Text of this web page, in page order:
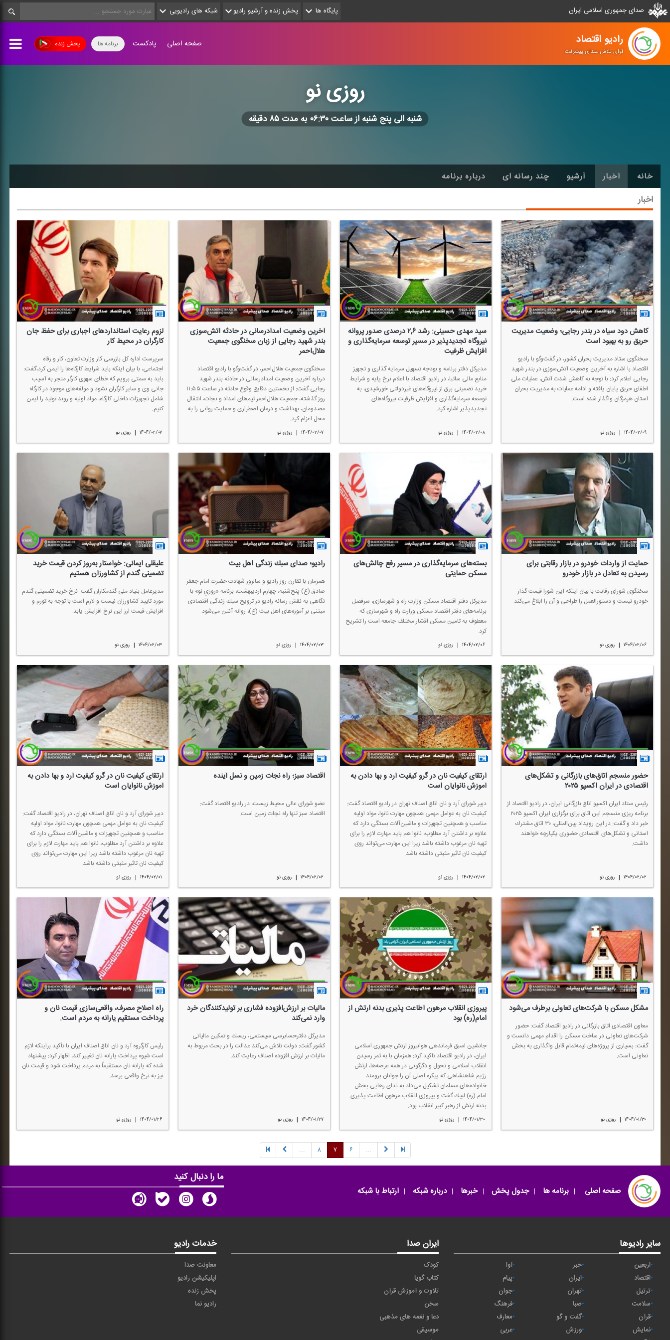
صدای جمهوری اسلامی ایران پایگاه ها پخش زنده و آرشیو رادیو شبکه های رادیویی
رادیو اقتصاد
آوای تلاش صدای پیشرفت
پخش زنده برنامه ها صفحه اصلی پادکست
روزی نو
شنبه الی پنج شنبه از ساعت ۰۶:۳۰ به مدت ۸۵ دقیقه
خانه اخبار آرشیو چند رسانه ای درباره برنامه
اخبار
كاهش دود سیاه در بندر رجایی؛ وضعیت مدیریت
حریق رو به بهبود است
سخنگوی ستاد مدیریت بحران كشور، در گفت‌وگو با رادیو
اقتصاد با اشاره به آخرین وضعیت آتش‌سوزی در بندر شهید
رجایی اعلام كرد: با توجه به كاهش شدت آتش، عملیات ملی
اطفای حریق پایان یافته و ادامه‌ عملیات به مدیریت بحران
استان هرمزگان واگذار شده است.
۱۴۰۴/۰۲/۰۹ | روزی نو
سید مهدی حسینی: رشد ۲,۶ درصدی صدور پروانه
نیروگاه تجدیدپذیر در مسیر توسعه سرمایه‌گذاری و
افزایش ظرفیت
مدیركل دفتر برنامه و بودجه تسهیل سرمایه گذاری و تجهیز
منابع مالی ساتبا، در رادیو اقتصاد با اعلام نرخ پایه و شرایط
خرید تضمینی برق از نیروگاه‌های غیر‌دولتی خورشیدی، به
توسعه سرمایه‌گذاری و افزایش ظرفیت نیروگاه‌های
تجدیدپذیر اشاره كرد.
۱۴۰۴/۰۲/۰۸ | روزی نو
آخرین وضعیت امدادرسانی در حادثه آتش‌سوزی
بندر شهید رجایی از زبان سخنگوی جمعیت
هلال‌احمر
سخنگوی جمعیت هلال‌احمر، در گفت‌وگو با رادیو اقتصاد
درباره آخرین وضعیت امدادرسانی در حادثه بندر شهید
رجایی گفت: از نخستین دقایق وقوع حادثه در ساعت ۱۱:۵۵
روز گذشته، جمعیت هلال‌احمر تیم‌های امداد و نجات، انتقال
مصدومان، بهداشت و درمان اضطراری و حمایت روانی را به
محل اعزام كرد.
۱۴۰۴/۰۲/۰۷ | روزی نو
لزوم رعایت استانداردهای اجباری برای حفظ جان
كارگران در محیط كار
سرپرست اداره كل بازرسی كار وزارت تعاون، كار و رفاه
اجتماعی، با بیان اینكه باید شرایط كارگاه‌ها را ایمن كرد،‌گفت:
باید به سمتی برویم كه خطای سهوی كارگر منجر به آسیب
جانی وی و سایر كارگران نشود و مولفه‌های موجود در كارگاه‌
شامل تجهیزات داخلی كارگاه، مواد اولیه و روند تولید را ایمن
كنیم.
۱۴۰۴/۰۲/۰۷ | روزی نو
حمایت از واردات خودرو در بازار رقابتی برای
رسیدن به تعادل در بازار خودرو
سخنگوی شورای رقابت با بیان اینكه این شورا قیمت گذار
خودرو نیست و دستورالعمل را طراحی و آن را ابلاغ می‌كند.
۱۴۰۴/۰۲/۰۶ | روزی نو
بسته‌های سرمایه‌گذاری‌ در مسیر رفع چالش‌های
مسكن حمایتی
مدیركل دفتر اقتصاد مسكن وزارت راه و شهرسازی، سرفصل
برنامه‌های دفتر اقتصاد مسكن وزارت راه و شهرسازی كه
معطوف به تامین مسكن اقشار مختلف جامعه‌ است را تشریح
كرد.
۱۴۰۴/۰۲/۰۶ | روزی نو
رادیو؛ صدای سبك زندگی اهل بیت
همزمان با تقارن روز رادیو و سالروز شهادت حضرت امام جعفر
صادق (ع) پنج‌شنبه، چهارم اردیبهشت‌، برنامه «روزیِ نو» با
نگاهی به نقش رسانه رادیو در ترویج سبك زندگی اقتصادی
مبتنی بر آموزه‌های اهل بیت (ع)، روانه آنتن می‌شود.
۱۴۰۴/۰۲/۰۳ | روزی نو
علیقلی ایمانی: خواستار به‌روز كردن قیمت خرید
تضمینی گندم از كشاورزان هستیم
مدیرعامل بنیاد ملی گندمكاران گفت: نرخ خرید تضمینی گندم
مورد تایید كشاورزان نیست و لازم است با توجه به تورم و
افزایش قیمت ارز این نرخ افزایش یابد.
۱۴۰۴/۰۲/۰۳ | روزی نو
حضور منسجم اتاق‌های بازرگانی و تشكل‌های
اقتصادی در ایران اكسپو ۲۰۲۵
رئیس ستاد ایران اكسپو اتاق بازرگانی ایران، در رادیو اقتصاد از
برنامه ریزی منسجم این اتاق برای برگزاری ایران اكسپو ۲۰۲۵
خبر داد و گفت: در این رویداد بین‌المللی، ۳۰ اتاق مشترك
استانی و تشكل‌های اقتصادی حضوری یكپارچه خواهند
داشت.
۱۴۰۴/۰۲/۰۲ | روزی نو
ارتقای كیفیت نان در گرو كیفیت آرد و بها دادن به
آموزش نانوایان است
دبیر شورای آرد و نان اتاق اصناف تهران در رادیو اقتصاد گفت:
كیفیت نان به عوامل مهمی همچون مهارت نانوا، مواد اولیه
مناسب و همچنین تجهیزات و ماشین‌آلات بستگی دارد كه
علاوه بر داشتن آرد مطلوب، نانوا هم باید مهارت لازم را برای
تهیه نان مرغوب داشته باشد زیرا این مهارت می‌تواند روی
كیفیت نان تاثیر مثبتی داشته باشد.
۱۴۰۴/۰۲/۰۲ | روزی نو
اقتصاد سبز؛ راه نجات زمین و نسل آینده
عضو شورای عالی محیط زیست، در رادیو اقتصاد گفت:
اقتصاد سبز تنها راه نجات زمین است.
۱۴۰۴/۰۲/۰۲ | روزی نو
ارتقای كیفیت نان در گرو كیفیت آرد و بها دادن به
آموزش نانوایان است
دبیر شورای آرد و نان اتاق اصناف تهران، در رادیو اقتصاد گفت:
كیفیت نان به عوامل مهمی همچون مهارت نانوا، مواد اولیه
مناسب و همچنین تجهیزات و ماشین‌آلات بستگی دارد كه
علاوه بر داشتن آرد مطلوب، نانوا هم باید مهارت لازم را برای
تهیه نان مرغوب داشته باشد زیرا این مهارت می‌تواند روی
كیفیت نان تاثیر مثبتی داشته باشد.
۱۴۰۴/۰۲/۰۱ | روزی نو
مشكل مسكن با شركت‌های تعاونی برطرف می‌شود
معاون اقتصادی اتاق بازرگانی در رادیو اقتصاد گفت: حضور
شركت‌های تعاونی در ساخت مسكن را اقدام مهمی دانست و
گفت: بسیاری از پروژه‌های‌ نیمه‌تمام قابل واگذاری به بخش
تعاونی است.
۱۴۰۴/۰۱/۳۰ | روزی نو
پیروزی انقلاب مرهون اطاعت پذیری بدنه ارتش از
امام(ره) بود
جانشین اسبق فرماندهی هوانیروز ارتش جمهوری اسلامی
ایران، در رادیو اقتصاد تاكید كرد: همزمان با به ثمر رسیدن
انقلاب اسلامی و تحول و دگرگونی در همه عرصه‌ها، ارتش
رژیم شاهنشاهی كه پیكره اصلی آن را جوانان برومند
خانواده‌های مسلمان تشكیل می‌داد به ندای رهایی بخش
امام (ره) لبیك گفت و پیروزی انقلاب مرهون اطاعت پذیری
بدنه ارتش از رهبر كبیر انقلاب بود.
۱۴۰۴/۰۱/۳۰ | روزی نو
مالیات بر ارزش‌افزوده فشاری بر تولیدكنندگان خرد
وارد نمی‌كند
مدیركل دفترحسابرسی سیستمی، ریسك و تمكین مالیاتی
كشور گفت: دولت تلاش می‌كند عدالت را در بحث مربوط به
مالیات بر ارزش افزوده اصناف رعایت كند.
۱۴۰۴/۰۱/۲۷ | روزی نو
راه اصلاح مصرف، واقعی‌سازی قیمت نان و
پرداخت مستقیم یارانه به مردم است.
رئیس كارگروه آرد و نان اتاق اصناف ایران با تأكید براینكه لازم
است شیوه پرداخت یارانه نان تغییر كند، اظهار كرد: پیشنهاد
شده كه یارانه نان مستقیماً به مردم پرداخت شود و قیمت نان
نیز به نرخ واقعی برسد.
۱۴۰۴/۰۱/۲۶ | روزی نو
... ۶ ۷ ۸ ...
صفحه اصلی برنامه ها جدول پخش خبرها درباره شبکه ارتباط با شبکه
ما را دنبال کنید
سایر رادیوها
اربعین خبر
آوا
اقتصاد
ايران
پیام
ترتیل
تهران
جوان
سلامت
صبا
فرهنگ
قرآن
گفت و گو
معارف
نمایش
ورزش
عربی
ایران صدا
کودک
کتاب گویا
تلاوت و آموزش قرآن
سخن
دعا و نغمه های مذهبی
موسیقی
خدمات رادیو
معاونت صدا
اپلیکیشن رادیو
پخش زنده
رادیو نما